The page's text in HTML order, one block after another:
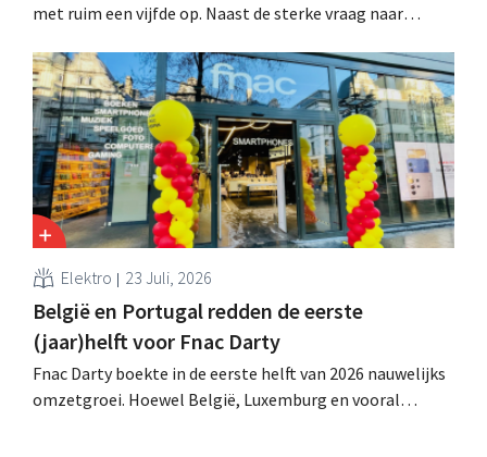
met ruim een vijfde op. Naast de sterke vraag naar
en de marktplaats bij aan de groei.
Elektro 23 Juli, 2026
België en Portugal redden de eerste
(jaar)helft voor Fnac Darty
Fnac Darty boekte in de eerste helft van 2026 nauwelijks
omzetgroei. Hoewel België, Luxemburg en vooral